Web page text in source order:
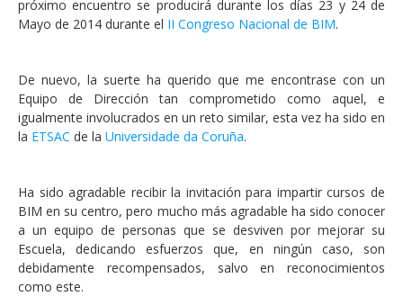
próximo encuentro se producirá durante los días 23 y 24 de
Mayo de 2014 durante el II Congreso Nacional de BIM.
De nuevo, la suerte ha querido que me encontrase con un
Equipo de Dirección tan comprometido como aquel, e
igualmente involucrados en un reto similar, esta vez ha sido en
la ETSAC de la Universidade da Coruña.
Ha sido agradable recibir la invitación para impartir cursos de
BIM en su centro, pero mucho más agradable ha sido conocer
a un equipo de personas que se desviven por mejorar su
Escuela, dedicando esfuerzos que, en ningún caso, son
debidamente recompensados, salvo en reconocimientos
como este.